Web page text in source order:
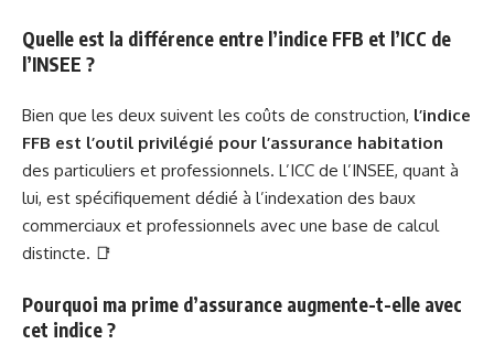
Quelle est la différence entre l’indice FFB et l’ICC de
l’INSEE ?
Bien que les deux suivent les coûts de construction, l’indice
FFB est l’outil privilégié pour l’assurance habitation
des particuliers et professionnels. L’ICC de l’INSEE, quant à
lui, est spécifiquement dédié à l’indexation des baux
commerciaux et professionnels avec une base de calcul
distincte. 📑
Pourquoi ma prime d’assurance augmente-t-elle avec
cet indice ?